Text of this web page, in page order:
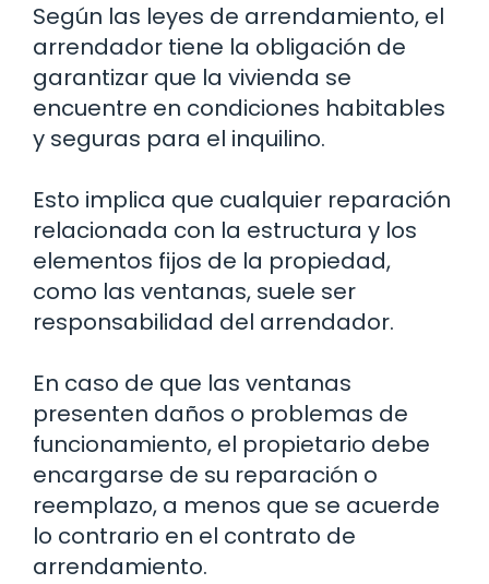
Según las leyes de arrendamiento, el
arrendador tiene la obligación de
garantizar que la vivienda se
encuentre en condiciones habitables
y seguras para el inquilino.
Esto implica que cualquier reparación
relacionada con la estructura y los
elementos fijos de la propiedad,
como las ventanas, suele ser
responsabilidad del arrendador.
En caso de que las ventanas
presenten daños o problemas de
funcionamiento, el propietario debe
encargarse de su reparación o
reemplazo, a menos que se acuerde
lo contrario en el contrato de
arrendamiento.